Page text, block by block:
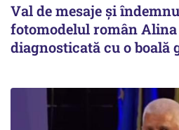
Val de mesaje și
fotomodelul român Alina
diagnosticată cu o boală